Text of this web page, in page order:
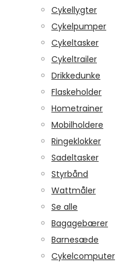
Cykellygter
Cykelpumper
Cykeltasker
Cykeltrailer
Drikkedunke
Flaskeholder
Hometrainer
Mobilholdere
Ringeklokker
Sadeltasker
Styrbånd
Wattmåler
Se alle
Bagagebærer
Barnesæde
Cykelcomputer